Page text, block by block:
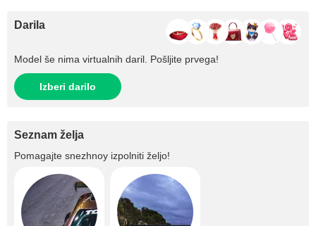
Darila
Model še nima virtualnih daril. Pošljite prvega!
Izberi darilo
Seznam želja
Pomagajte snezhnoy izpolniti željo!